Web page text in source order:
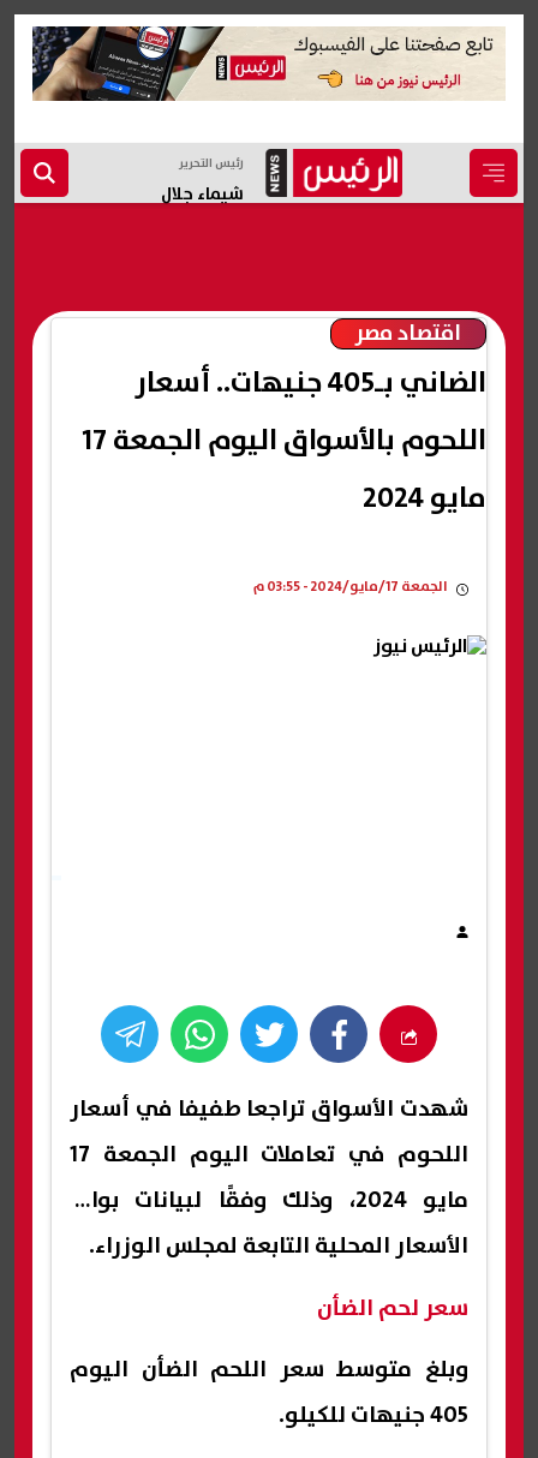
رئيس التحرير
شيماء جلال
اقتصاد مصر
الضاني بـ405 جنيهات.. أسعار
اللحوم بالأسواق اليوم الجمعة 17
مايو 2024
الجمعة 17/مايو/2024 - 03:55 م
شهدت الأسواق تراجعا طفيفا في أسعار
اللحوم في تعاملات اليوم الجمعة 17
مايو 2024، وذلك وفقًا لبيانات بوابة
الأسعار المحلية التابعة لمجلس الوزراء.
سعر لحم الضأن
وبلغ متوسط سعر اللحم الضأن اليوم
405 جنيهات للكيلو.